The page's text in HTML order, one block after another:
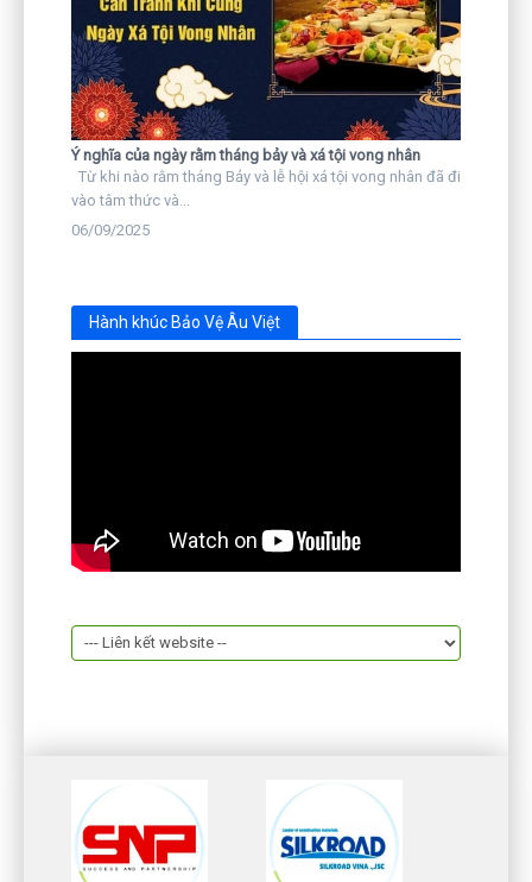
Ý nghĩa của ngày rằm tháng bảy và xá tội vong nhân
Từ khi nào rằm tháng Bảy và lễ hội xá tội vong nhân đã đi
vào tâm thức và...
06/09/2025
Hành khúc Bảo Vệ Âu Việt